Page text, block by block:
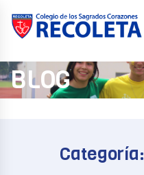
content
BLOG
Categoría: